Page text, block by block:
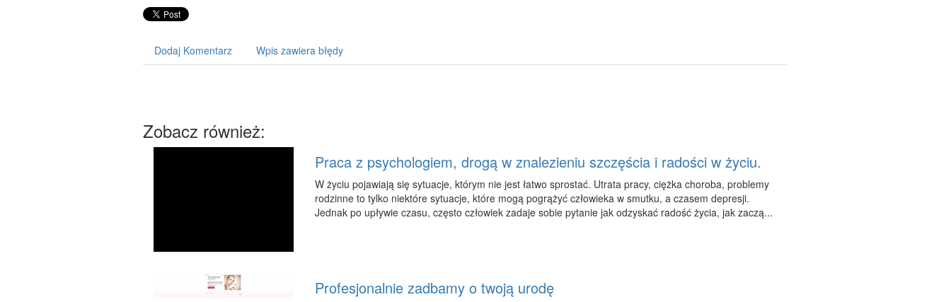
Dodaj Komentarz Wpis zawiera błędy
Zobacz również:
Praca z psychologiem, drogą w znalezieniu szczęścia i radości w życiu.
W życiu pojawiają się sytuacje, którym nie jest łatwo sprostać. Utrata pracy, ciężka choroba, problemy
rodzinne to tylko niektóre sytuacje, które mogą pogrążyć człowieka w smutku, a czasem depresji.
Jednak po upływie czasu, często człowiek zadaje sobie pytanie jak odzyskać radość życia, jak zaczą...
Profesjonalnie zadbamy o twoją urodę